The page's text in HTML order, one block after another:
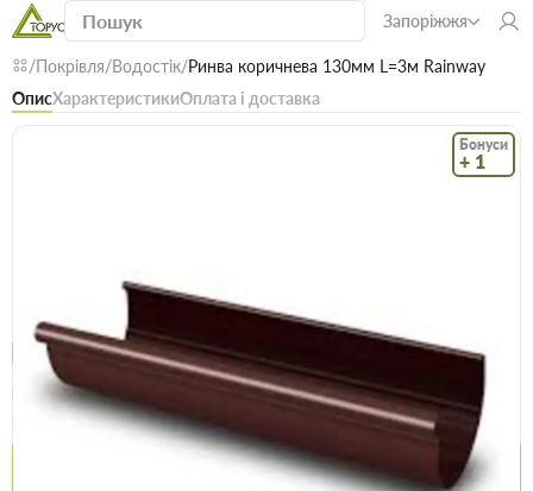
Запоріжжя
Покрівля Водостік Ринва коричнева 130мм L=3м Rainway
ОписХарактеристикиОплата і доставка
Бонуси
+ 1
Ринва коричнева 130мм L=3м Rainway
Безкоштовна доставка! Від 15000 грн Доставка НП
Ціна / шт
382.9 грн351.5 грн
Купити